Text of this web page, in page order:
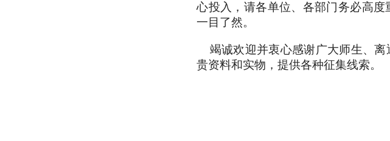
心投入，请各单位、各部门务必高
一目了然。
竭诚欢迎并衷心感谢广大师生、离
贵资料和实物，提供各种征集线索。